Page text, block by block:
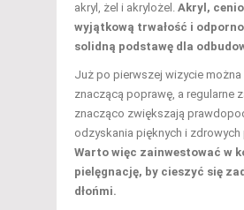
akryl, żel i akrylożel. Akryl,
wyjątkową trwałość i
solidną podstawę dla
Już po pierwszej wizycie można
znaczącą poprawę, a regularne
znacząco zwiększają
odzyskania pięknych i
Warto więc zainwestować w
pielęgnację, by cieszyć się
dłońmi.